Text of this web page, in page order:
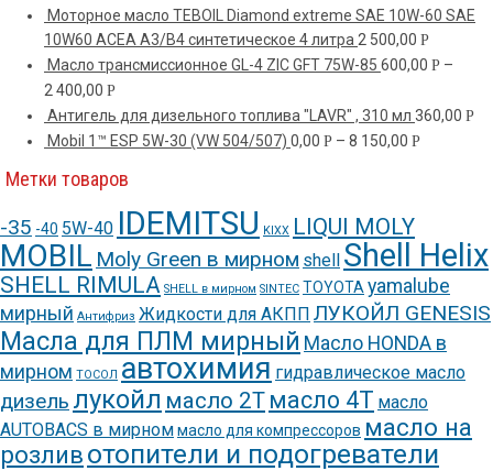
Моторное масло TEBOIL Diamond extreme SAE 10W-60 SAE
10W60 ACEA A3/B4 синтетическое 4 литра 2 500,00 Р
Масло трансмиссионное GL-4 ZIC GFT 75W-85 600,00 Р –
2 400,00 Р
Антигель для дизельного топлива "LAVR" , 310 мл 360,00 Р
Mobil 1™ ESP 5W-30 (VW 504/507) 0,00 Р – 8 150,00 Р
Метки товаров
-35 -40 5W-40 IDEMITSU KIXX LIQUI MOLY
MOBIL Moly Green в мирном shell Shell Helix
SHELL RIMULA SHELL в мирном SINTEC TOYOTA yamalube
мирный Антифриз Жидкости для АКПП ЛУКОЙЛ GENESIS
Масла для ПЛМ мирный Масло HONDA в
мирном ТОСОЛ автохимия гидравлическое масло
дизель лукойл масло 2Т масло 4Т масло
AUTOBACS в мирноммасло для компрессоров масло на
розливотопители и подогреватели